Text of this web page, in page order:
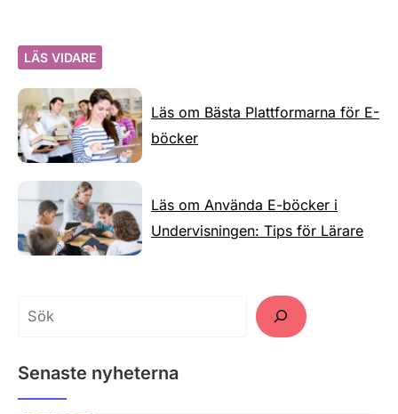
LÄS VIDARE
Läs om Bästa Plattformarna för E-
böcker
Läs om Använda E-böcker i
Undervisningen: Tips för Lärare
Senaste nyheterna